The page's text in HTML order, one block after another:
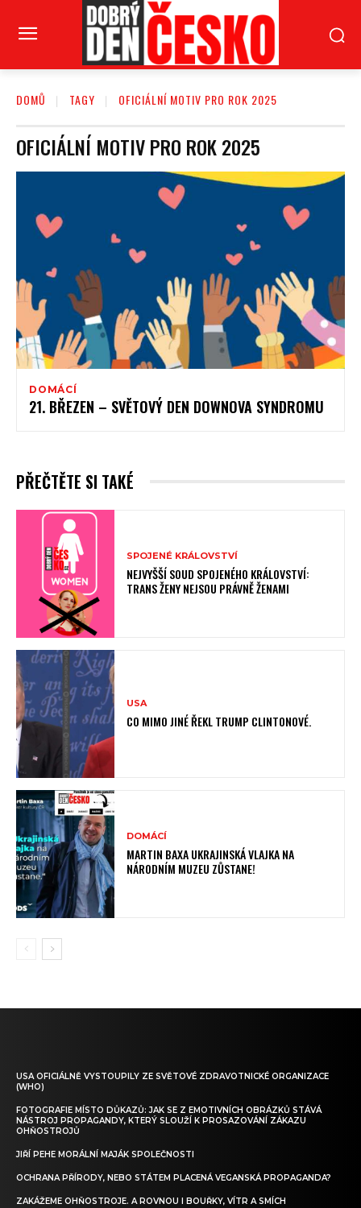
DOMŮ TAGY OFICIÁLNÍ MOTIV PRO ROK 2025
OFICIÁLNÍ MOTIV PRO ROK 2025
DOMÁCÍ
21. BŘEZEN – SVĚTOVÝ DEN DOWNOVA SYNDROMU
PŘEČTĚTE SI TAKÉ
SPOJENÉ KRÁLOVSTVÍ
NEJVYŠŠÍ SOUD SPOJENÉHO KRÁLOVSTVÍ:
TRANS ŽENY NEJSOU PRÁVNĚ ŽENAMI
USA
CO MIMO JINÉ ŘEKL TRUMP CLINTONOVÉ.
DOMÁCÍ
MARTIN BAXA UKRAJINSKÁ VLAJKA NA
NÁRODNÍM MUZEU ZŮSTANE!
USA OFICIÁLNĚ VYSTOUPILY ZE SVĚTOVÉ ZDRAVOTNICKÉ ORGANIZACE
(WHO)
FOTOGRAFIE MÍSTO DŮKAZŮ: JAK SE Z EMOTIVNÍCH OBRÁZKŮ STÁVÁ
NÁSTROJ PROPAGANDY, KTERÝ SLOUŽÍ K PROSAZOVÁNÍ ZÁKAZU
OHŇOSTROJŮ
JIŘÍ PEHE MORÁLNÍ MAJÁK SPOLEČNOSTI
OCHRANA PŘÍRODY, NEBO STÁTEM PLACENÁ VEGANSKÁ PROPAGANDA?
ZAKÁŽEME OHŇOSTROJE. A ROVNOU I BOUŘKY, VÍTR A SMÍCH